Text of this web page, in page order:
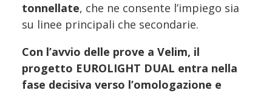
tonnellate, che ne consente l’impiego sia
su linee principali che secondarie.
Con l’avvio delle prove a Velim, il
progetto EUROLIGHT DUAL entra nella
fase decisiva verso l’omologazione e